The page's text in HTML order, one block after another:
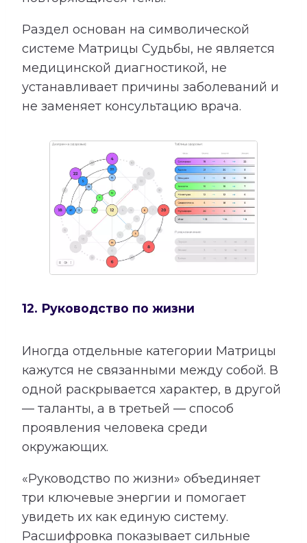
Раздел основан на символической
системе Матрицы Судьбы, не является
медицинской диагностикой, не
устанавливает причины заболеваний и
не заменяет консультацию врача.
12. Руководство по жизни
Иногда отдельные категории Матрицы
кажутся не связанными между собой. В
одной раскрывается характер, в другой
— таланты, а в третьей — способ
проявления человека среди
окружающих.
«Руководство по жизни» объединяет
три ключевые энергии и помогает
увидеть их как единую систему.
Расшифровка показывает сильные